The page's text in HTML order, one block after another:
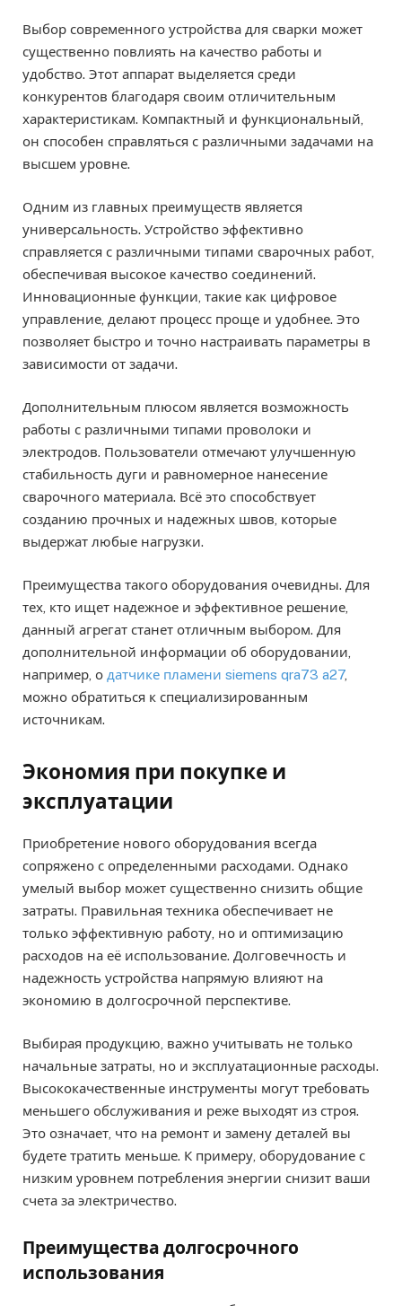
Выбор современного устройства для сварки может
существенно повлиять на качество работы и
удобство. Этот аппарат выделяется среди
конкурентов благодаря своим отличительным
характеристикам. Компактный и функциональный,
он способен справляться с различными задачами на
высшем уровне.
Одним из главных преимуществ является
универсальность. Устройство эффективно
справляется с различными типами сварочных работ,
обеспечивая высокое качество соединений.
Инновационные функции, такие как цифровое
управление, делают процесс проще и удобнее. Это
позволяет быстро и точно настраивать параметры в
зависимости от задачи.
Дополнительным плюсом является возможность
работы с различными типами проволоки и
электродов. Пользователи отмечают улучшенную
стабильность дуги и равномерное нанесение
сварочного материала. Всё это способствует
созданию прочных и надежных швов, которые
выдержат любые нагрузки.
Преимущества такого оборудования очевидны. Для
тех, кто ищет надежное и эффективное решение,
данный агрегат станет отличным выбором. Для
дополнительной информации об оборудовании,
например, о датчике пламени siemens qra73 a27,
можно обратиться к специализированным
источникам.
Экономия при покупке и
эксплуатации
Приобретение нового оборудования всегда
сопряжено с определенными расходами. Однако
умелый выбор может существенно снизить общие
затраты. Правильная техника обеспечивает не
только эффективную работу, но и оптимизацию
расходов на её использование. Долговечность и
надежность устройства напрямую влияют на
экономию в долгосрочной перспективе.
Выбирая продукцию, важно учитывать не только
начальные затраты, но и эксплуатационные расходы.
Высококачественные инструменты могут требовать
меньшего обслуживания и реже выходят из строя.
Это означает, что на ремонт и замену деталей вы
будете тратить меньше. К примеру, оборудование с
низким уровнем потребления энергии снизит ваши
счета за электричество.
Преимущества долгосрочного
использования